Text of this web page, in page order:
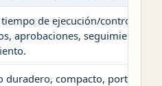
tiempo de ejecución/control en
aprobaciones, seguimientos,
duradero, compacto, portátil y